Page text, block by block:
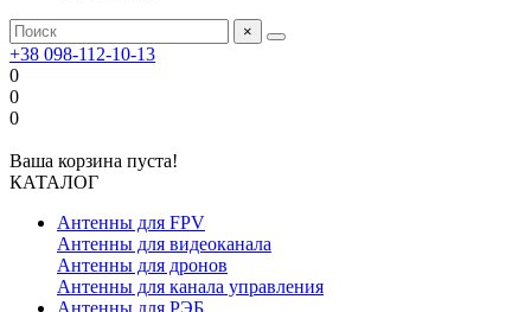
×
+38 098-112-10-13
0
0
0
Ваша корзина пуста!
КАТАЛОГ
Антенны для FPV
Антенны для видеоканала
Антенны для дронов
Антенны для канала управления
Антенны для РЭБ